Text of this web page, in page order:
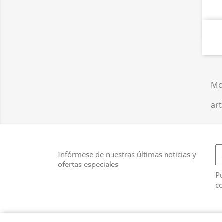
Infórmese de nuestras últimas noticias y
ofertas especiales